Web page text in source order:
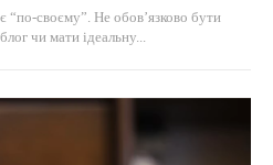
“по-своєму”. Не обов’язково бути
чи мати ідеальну...